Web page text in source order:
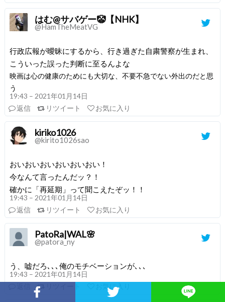
はむ@サバゲー🤡【NHK】
@HamTheMeatVG
行政広報が曖昧にするから、行き過ぎた自粛警察が生まれ、
こういった誤った判断に至るんよな
映画は心の健康のためにも大切な、不要不急でない外出のだと思
う
19:43 – 2021年01月14日
返信
リツイート お気に入り
kiriko1026
@kirito1026sao
おいおいおいおいおいおい！
今なんて言ったんだッ？！
確かに「再延期」って聞こえたぞッ！！
19:43 – 2021年01月14日
返信
リツイート お気に入り
PatoRa|WAL🌸
@patora_ny
う、嘘だろ､､､俺のモチベーションが､､､
19:43 – 2021年01月14日
お気に入り
Facebookでシェア Twitterでシェア